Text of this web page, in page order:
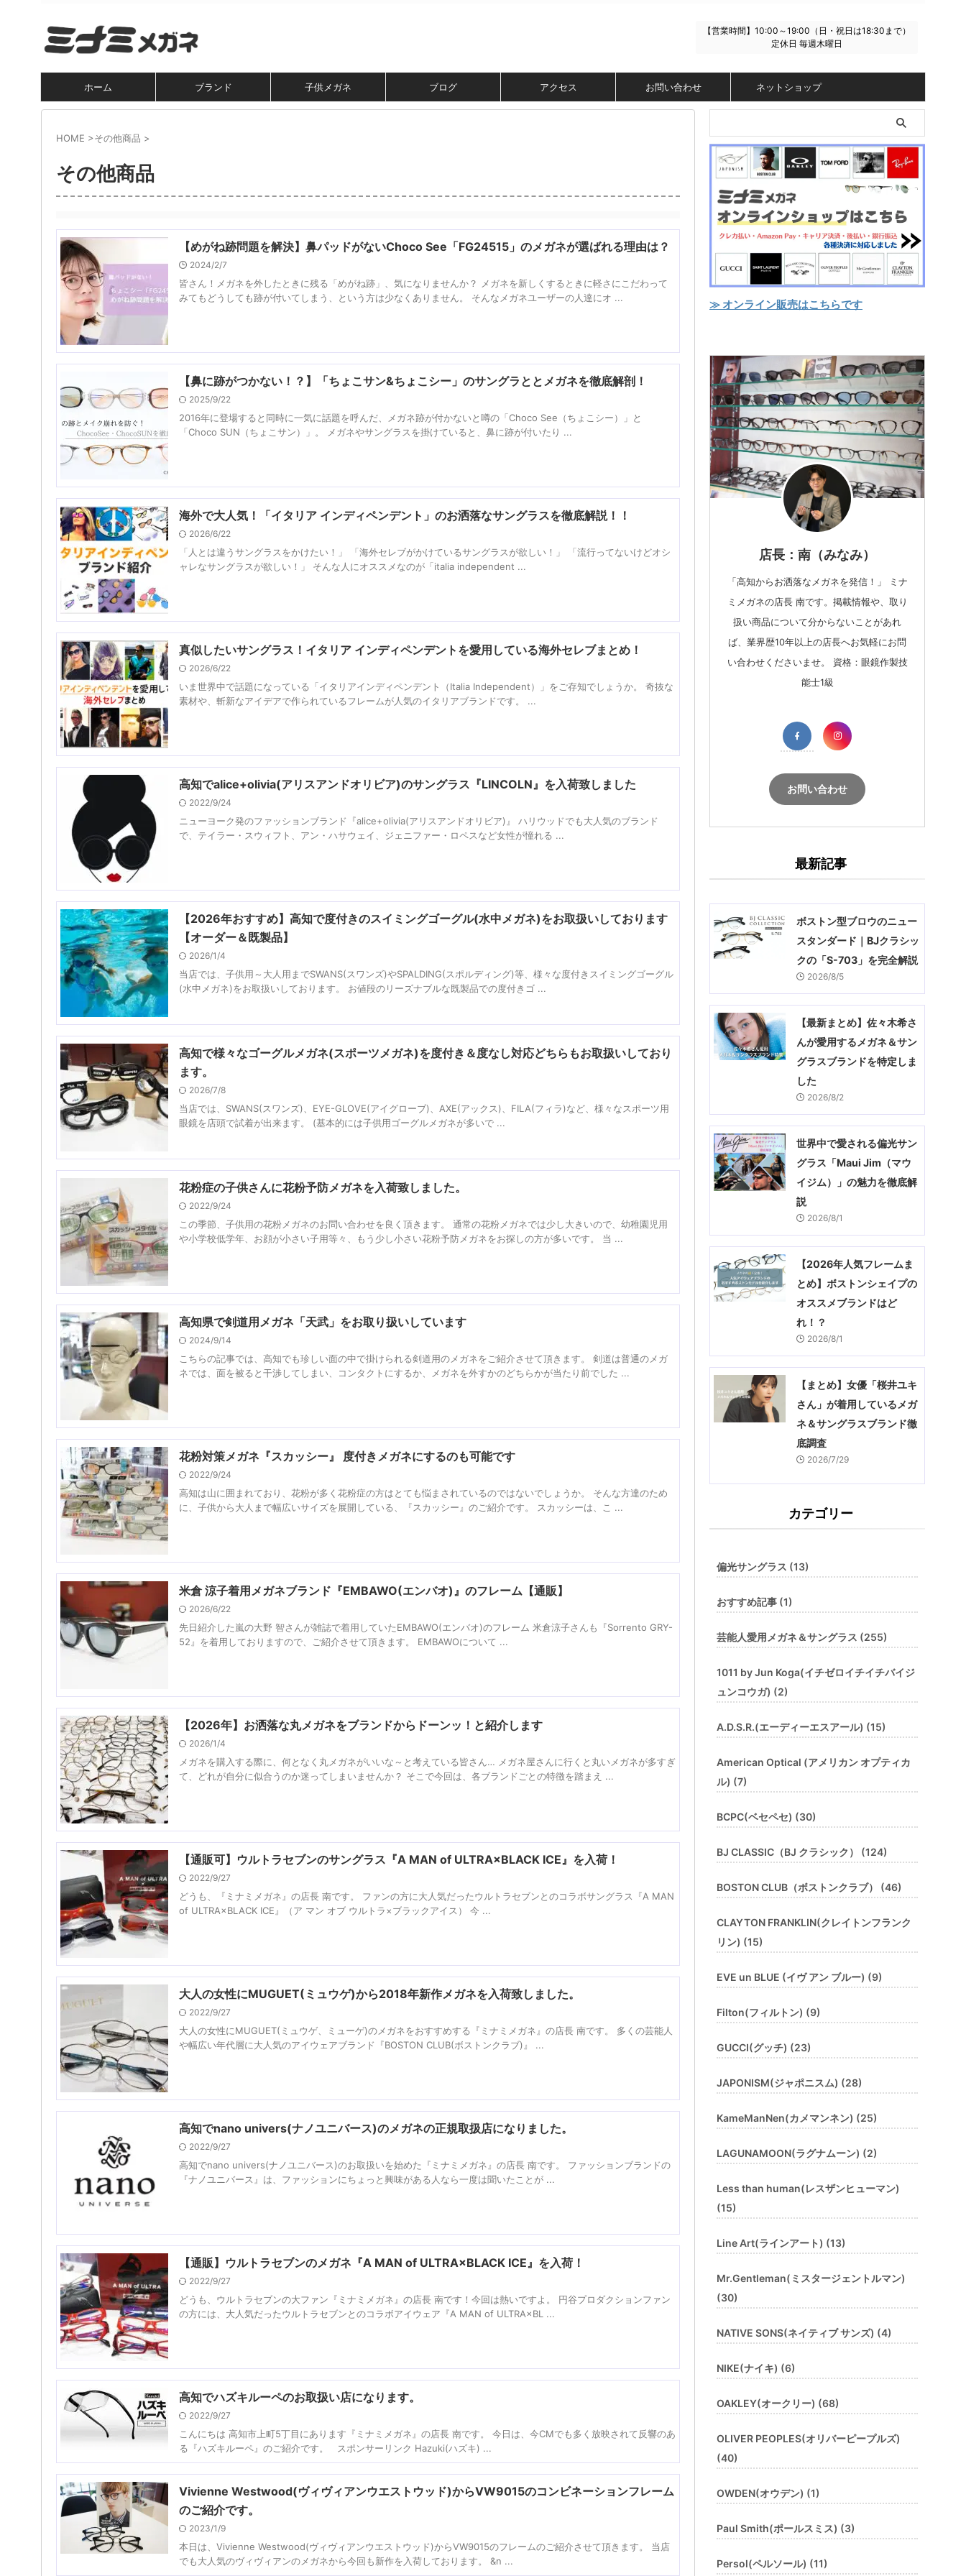
【営業時間】10:00～19:00（日・祝日は18:30まで）
定休日 毎週木曜日
ホーム ブランド 子供メガネ ブログ アクセス お問い合わせ ネットショップ
HOME >その他商品 >
その他商品
【めがね跡問題を解決】鼻パッドがないChoco See「FG24515」のメガネが選ばれる理由は？
2024/2/7
皆さん！メガネを外したときに残る「めがね跡」、気になりませんか？ メガネを新しくするときに軽さにこだわって
みてもどうしても跡が付いてしまう、という方は少なくありません。 そんなメガネユーザーの人達にオ ...
【鼻に跡がつかない！？】「ちょこサン&ちょこシー」のサングラととメガネを徹底解剖！
2025/9/22
2016年に登場すると同時に一気に話題を呼んだ、メガネ跡が付かないと噂の「Choco See（ちょこシー）」と
「Choco SUN（ちょこサン）」。 メガネやサングラスを掛けていると、鼻に跡が付いたり ...
海外で大人気！「イタリア インディペンデント」のお洒落なサングラスを徹底解説！！
2026/6/22
「人とは違うサングラスをかけたい！」 「海外セレブがかけているサングラスが欲しい！」 「流行ってないけどオシ
ャレなサングラスが欲しい！」 そんな人にオススメなのが「italia independent ...
真似したいサングラス！イタリア インディペンデントを愛用している海外セレブまとめ！
2026/6/22
いま世界中で話題になっている「イタリアインディペンデント（Italia Independent）」をご存知でしょうか。 奇抜な
素材や、斬新なアイデアで作られているフレームが人気のイタリアブランドです。 ...
高知でalice+olivia(アリスアンドオリビア)のサングラス『LINCOLN』を入荷致しました
2022/9/24
ニューヨーク発のファッションブランド『alice+olivia(アリスアンドオリビア)』 ハリウッドでも大人気のブランド
で、テイラー・スウィフト、アン・ハサウェイ、ジェニファー・ロペスなど女性が憧れる ...
【2026年おすすめ】高知で度付きのスイミングゴーグル(水中メガネ)をお取扱いしております
【オーダー＆既製品】
2026/1/4
当店では、子供用～大人用までSWANS(スワンズ)やSPALDING(スポルディング)等、様々な度付きスイミングゴーグル
(水中メガネ)をお取扱いしております。 お値段のリーズナブルな既製品での度付きゴ ...
高知で様々なゴーグルメガネ(スポーツメガネ)を度付き＆度なし対応どちらもお取扱いしており
ます。
2026/7/8
当店では、SWANS(スワンズ)、EYE-GLOVE(アイグローブ)、AXE(アックス)、FILA(フィラ)など、様々なスポーツ用
眼鏡を店頭で試着が出来ます。 (基本的には子供用ゴーグルメガネが多いで ...
花粉症の子供さんに花粉予防メガネを入荷致しました。
2022/9/24
この季節、子供用の花粉メガネのお問い合わせを良く頂きます。 通常の花粉メガネでは少し大きいので、幼稚園児用
や小学校低学年、お顔が小さい子用等々、もう少し小さい花粉予防メガネをお探しの方が多いです。 当 ...
高知県で剣道用メガネ「天武」をお取り扱いしています
2024/9/14
こちらの記事では、高知でも珍しい面の中で掛けられる剣道用のメガネをご紹介させて頂きます。 剣道は普通のメガ
ネでは、面を被ると干渉してしまい、コンタクトにするか、メガネを外すかのどちらかが当たり前でした ...
花粉対策メガネ『スカッシー』 度付きメガネにするのも可能です
2022/9/24
高知は山に囲まれており、花粉が多く花粉症の方はとても悩まされているのではないでしょうか。 そんな方達のため
に、子供から大人まで幅広いサイズを展開している、『スカッシー』のご紹介です。 スカッシーは、こ ...
米倉 涼子着用メガネブランド『EMBAWO(エンバオ)』のフレーム【通販】
2026/6/22
先日紹介した嵐の大野 智さんが雑誌で着用していたEMBAWO(エンバオ)のフレーム 米倉涼子さんも『Sorrento GRY-
52』を着用しておりますので、ご紹介させて頂きます。 EMBAWOについて ...
【2026年】お洒落な丸メガネをブランドからドーンッ！と紹介します
2026/1/4
メガネを購入する際に、何となく丸メガネがいいな～と考えている皆さん… メガネ屋さんに行くと丸いメガネが多すぎ
て、どれが自分に似合うのか迷ってしまいませんか？ そこで今回は、各ブランドごとの特徴を踏まえ ...
【通販可】ウルトラセブンのサングラス『A MAN of ULTRA×BLACK ICE』を入荷！
2022/9/27
どうも、『ミナミメガネ』の店長 南です。 ファンの方に大人気だったウルトラセブンとのコラボサングラス『A MAN
of ULTRA×BLACK ICE』（ア マン オブ ウルトラ×ブラックアイス） 今 ...
大人の女性にMUGUET(ミュウゲ)から2018年新作メガネを入荷致しました。
2022/9/27
大人の女性にMUGUET(ミュウゲ、ミューゲ)のメガネをおすすめする『ミナミメガネ』の店長 南です。 多くの芸能人
や幅広い年代層に大人気のアイウェアブランド『BOSTON CLUB(ボストンクラブ)』 ...
高知でnano univers(ナノユニバース)のメガネの正規取扱店になりました。
2022/9/27
高知でnano univers(ナノユニバース)のお取扱いを始めた『ミナミメガネ』の店長 南です。 ファッションブランドの
『ナノユニバース』は、ファッションにちょっと興味がある人なら一度は聞いたことが ...
【通販】ウルトラセブンのメガネ『A MAN of ULTRA×BLACK ICE』を入荷！
2022/9/27
どうも、ウルトラセブンの大ファン『ミナミメガネ』の店長 南です！今回は熱いですよ。 円谷プロダクションファン
の方には、大人気だったウルトラセブンとのコラボアイウェア『A MAN of ULTRA×BL ...
高知でハズキルーペのお取扱い店になります。
2022/9/27
こんにちは 高知市上町5丁目にあります『ミナミメガネ』の店長 南です。 今日は、今CMでも多く放映されて反響のあ
る『ハズキルーペ』のご紹介です。 スポンサーリンク Hazuki(ハズキ) ...
Vivienne Westwood(ヴィヴィアンウエストウッド)からVW9015のコンビネーションフレーム
のご紹介です。
2023/1/9
本日は、Vivienne Westwood(ヴィヴィアンウエストウッド)からVW9015のフレームのご紹介させて頂きます。 当店
でも大人気のヴィヴィアンのメガネから今回も新作を入荷しております。 &n ...
≫ オンライン販売はこちらです
店長：南（みなみ）
「高知からお洒落なメガネを発信！」 ミナ
ミメガネの店長 南です。掲載情報や、取り
扱い商品について分からないことがあれ
ば、業界歴10年以上の店長へお気軽にお問
い合わせくださいませ。 資格：眼鏡作製技
能士1級
お問い合わせ
最新記事
ボストン型ブロウのニュー
スタンダード｜BJクラシッ
クの「S-703」を完全解説
2026/8/5
【最新まとめ】佐々木希さ
んが愛用するメガネ＆サン
グラスブランドを特定しま
した
2026/8/2
世界中で愛される偏光サン
グラス「Maui Jim（マウ
イジム）」の魅力を徹底解
説
2026/8/1
【2026年人気フレームま
とめ】ボストンシェイプの
オススメブランドはど
れ！？
2026/8/1
【まとめ】女優「桜井ユキ
さん」が着用しているメガ
ネ＆サングラスブランド徹
底調査
2026/7/29
カテゴリー
偏光サングラス (13)
おすすめ記事 (1)
芸能人愛用メガネ＆サングラス (255)
1011 by Jun Koga(イチゼロイチイチバイジ
ュンコウガ) (2)
A.D.S.R.(エーディーエスアール) (15)
American Optical (アメリカン オプティカ
ル) (7)
BCPC(ベセペセ) (30)
BJ CLASSIC（BJ クラシック） (124)
BOSTON CLUB（ボストンクラブ） (46)
CLAYTON FRANKLIN(クレイトンフランク
リン) (15)
EVE un BLUE (イヴ アン ブルー) (9)
Filton(フィルトン) (9)
GUCCI(グッチ) (23)
JAPONISM(ジャポニスム) (28)
KameManNen(カメマンネン) (25)
LAGUNAMOON(ラグナムーン) (2)
Less than human(レスザンヒューマン)
(15)
Line Art(ラインアート) (13)
Mr.Gentleman(ミスタージェントルマン)
(30)
NATIVE SONS(ネイティブ サンズ) (4)
NIKE(ナイキ) (6)
OAKLEY(オークリー) (68)
OLIVER PEOPLES(オリバーピープルズ)
(40)
OWDEN(オウデン) (1)
Paul Smith(ポールスミス) (3)
Persol(ペルソール) (11)